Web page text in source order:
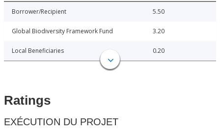
Borrower/Recipient 5.50
Global Biodiversity Framework Fund 3.20
Local Beneficiaries 0.20
Ratings
EXÉCUTION DU PROJET